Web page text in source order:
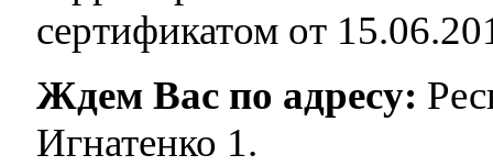
сертификатом от
Ждем Вас по адресу:
Игнатенко 1.